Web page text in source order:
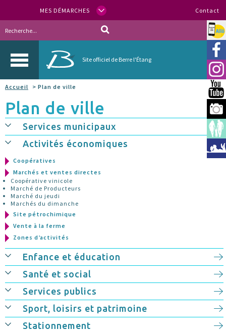
MES DÉMARCHES Contact
Site officiel de Berre l'Étang
Allo
Accueil > Plan de ville
Plan de ville
Services municipaux
Activités économiques
Coopératives
Marchés et ventes directes
Coopérative vinicole
Marché de Producteurs
Marché du jeudi
Marchés du dimanche
Site pétrochimique
Vente à la ferme
Zones d’activités
Enfance et éducation
Santé et social
Services publics
Sport, loisirs et patrimoine
Stationnement